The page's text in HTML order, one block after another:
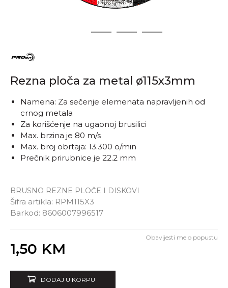
2 3 4
Rezna ploča za metal ø115x3mm
BRUSNO REZNE PLOČE I DISKOVI
Šifra artikla: RPM115X3
Barkod: 8606007996517
Namena: Za sečenje elemenata napravljenih od
crnog metala
Za korišćenje na ugaonoj brusilici
Max. brzina je 80 m/s
Max. broj obrtaja: 13.300 o/min
Prečnik prirubnice je 22.2 mm
1,50 KM
Obavijesti me o popustu
DODAJ U KORPU